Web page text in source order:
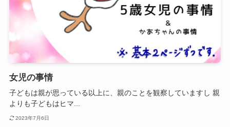
女児の事情
子どもは親が思っている以上に、親のことを観察していますし 親
よりも子どもはヒマ...
2023年7月6日